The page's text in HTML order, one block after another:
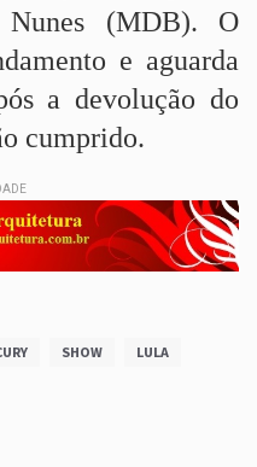
(MDB). O
e aguarda
a devolução do
cumprido.
SHOW LULA